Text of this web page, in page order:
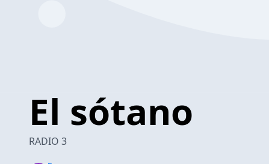
El sótano
RADIO 3